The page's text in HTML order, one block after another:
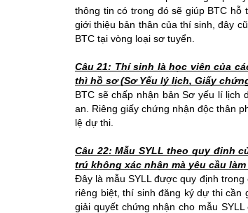
thông tin có trong đó sẽ giúp BTC
giới thiệu bản thân của thí sinh, đây
BTC tại vòng loại sơ tuyển.
Câu 21: Thí sinh là học viên của
thì hồ sơ (Sơ Yếu lý lịch, Giấy
BTC sẽ chấp nhận bản Sơ yếu lí lịch
an. Riêng giấy chứng nhận độc thân
lệ dự thi.
Câu 22: Mẫu SYLL theo quy định
trú không xác nhận mà yêu cầu
Đây là mẫu SYLL được quy định
riêng biệt, thí sinh đăng ký dự thi
giải quyết chứng nhận cho mẫu